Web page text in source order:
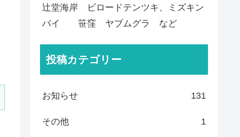
辻堂海岸 ビロードテンツキ、ミズキン
バイ 笹窪 ヤブムグラ など
投稿カテゴリー
お知らせ 131
その他 1